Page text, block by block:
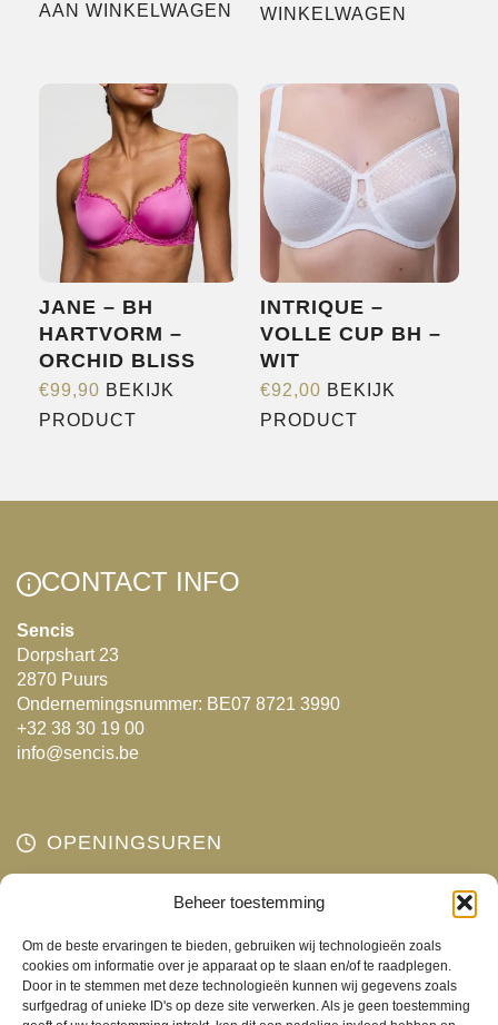
Beheer toestemming
Om de beste ervaringen te bieden, gebruiken wij technologieën zoals
cookies om informatie over je apparaat op te slaan en/of te raadplegen.
Door in te stemmen met deze technologieën kunnen wij gegevens zoals
surfgedrag of unieke ID's op deze site verwerken. Als je geen toestemming
AAN WINKELWAGEN
WINKELWAGEN
JANE – BH
HARTVORM –
ORCHID BLISS
€99,90 BEKIJK
PRODUCT
meerdere
Deze
optie
op
de
INTRIQUE –
VOLLE CUP BH –
WIT
€92,00 BEKIJK
PRODUCT
meerdere
CONTACT INFO
Sencis
Dorpshart 23
2870 Puurs
Ondernemingsnummer: BE07 8721 3990
+32 38 30 19 00
info@sencis.be
OPENINGSUREN
Gesloten
Woensdag
10:00 - 18:00
Donderdag
10:00 - 18:00